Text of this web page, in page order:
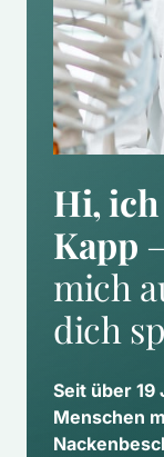
Hi,
Kapp
mich
dich
Seit über
Menschen